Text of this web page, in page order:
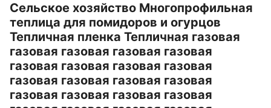
Сельское хозяйство Многопрофильная
теплица для помидоров и огурцов
Тепличная пленка Тепличная газовая
газовая газовая газовая газовая
газовая газовая газовая газовая
газовая газовая газовая газовая
газовая газовая газовая газовая